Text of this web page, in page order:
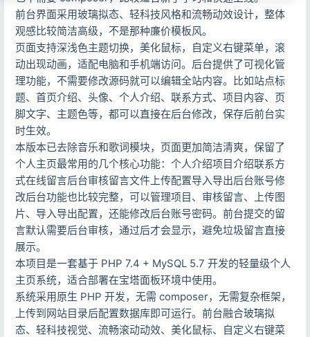
前台界面采用玻璃拟态、轻科技风格和流畅动效设计，整体
观感比较简洁高级，不是那种廉价模板风。
页面支持深浅色主题切换，美化鼠标，自定义右键菜单，滚
动出现动画，适配电脑和手机端访问。后台提供了可视化管
理功能，不需要修改源码就可以编辑全站内容。比如站点标
题、首页介绍、头像、个人介绍、联系方式、项目内容、页
脚文字、主题色等，都可以直接在后台修改，保存后前台实
时生效。
本版本已去除音乐和歌词模块，页面更加简洁清爽，保留了
个人主页最常用的几个核心功能：个人介绍项目介绍联系方
式在线留言后台审核留言文件上传配置导入导出后台账号修
改后台功能也比较完整，可以管理项目、审核留言、上传图
片、导入导出配置，还能修改后台账号密码。前台提交的留
言默认需要后台审核，通过后才会显示，避免垃圾留言直接
展示。
本项目是一套基于 PHP 7.4 + MySQL 5.7 开发的轻量级个人
主页系统，适合部署在宝塔面板环境中使用。
系统采用原生 PHP 开发，无需 composer，无需复杂框架，
上传到网站目录后配置数据库即可运行。前台融合玻璃拟
态、轻科技视觉、流畅滚动动效、美化鼠标、自定义右键菜